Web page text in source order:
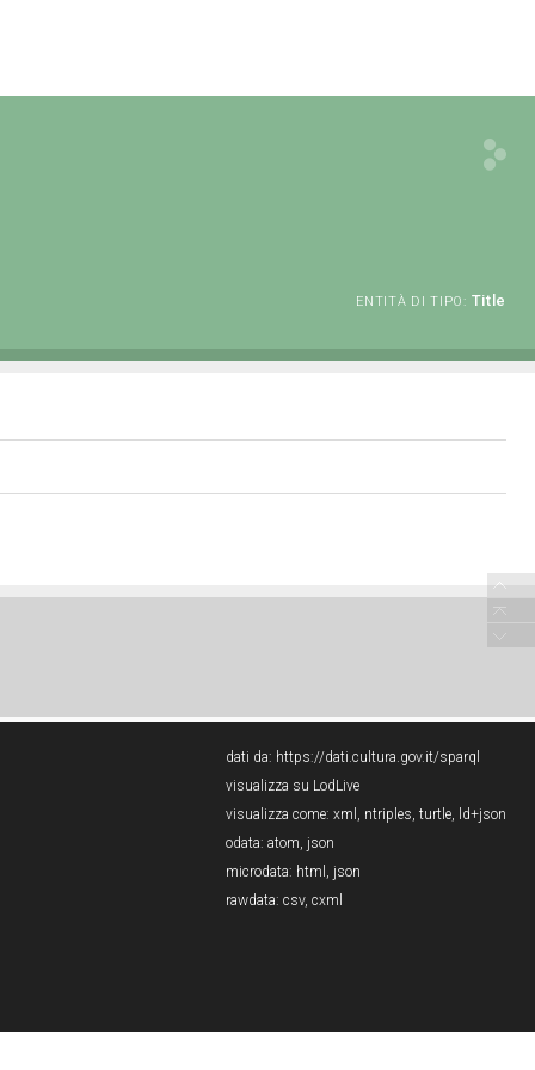
ENTITÀ DI TIPO: Title
dati da: https://dati.cultura.gov.it/sparql
visualizza su LodLive
visualizza come: xml , ntriples, turtle, ld+json
odata: atom, json
microdata: html , json
rawdata: csv, cxml